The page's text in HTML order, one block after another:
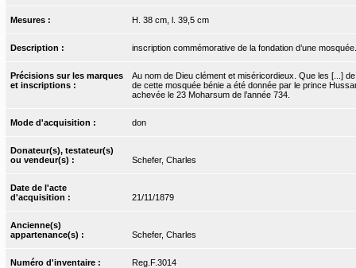
Mesures : H. 38 cm, l. 39,5 cm
Description : inscription commémorative de la fondation d’une
Précisions sur les marques
et inscriptions :
Au nom de Dieu clément et miséricordieux. Que les [...]
de cette mosquée bénie a été donnée par le prince
achevée le 23 Moharsum de l’année 734.
Mode d'acquisition : don
Donateur(s), testateur(s)
ou vendeur(s) :
Schefer, Charles
Date de l'acte
d'acquisition :
21/11/1879
Ancienne(s)
appartenance(s) :
Schefer, Charles
Numéro d'inventaire : Reg.F.3014